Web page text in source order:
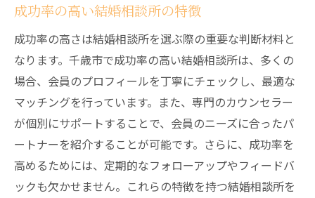
無料相談の活用方法
過去の成功事例の確認
訪問して感じる直感を大事に
千歳市の結婚相談所の料金体系を徹底解剖
基本料金と追加料金の内訳
料金プランの比較と選び方
費用対効果を高めるポイント
支払い方法とタイミングの確認
成功率の高い結婚相談所の特徴
成功率の高さは結婚相談所を選ぶ際の重要な判断材料と
なります。千歳市で成功率の高い結婚相談所は、多くの
場合、会員のプロフィールを丁寧にチェックし、最適な
マッチングを行っています。また、専門のカウンセラー
が個別にサポートすることで、会員のニーズに合ったパ
ートナーを紹介することが可能です。さらに、成功率を
高めるためには、定期的なフォローアップやフィードバ
ックも欠かせません。これらの特徴を持つ結婚相談所を